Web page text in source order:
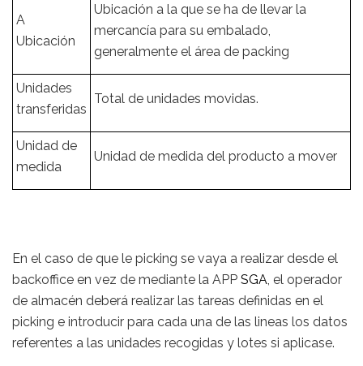
A
Ubicación
Ubicación a la que se ha de llevar la
mercancía para su embalado,
generalmente el área de packing
Unidades
transferidas
Total de unidades movidas.
Unidad de
medida
Unidad de medida del producto a mover
En el caso de que le picking se vaya a realizar desde el
backoffice en vez de mediante la APP SGA, el operador
de almacén deberá realizar las tareas definidas en el
picking e introducir para cada una de las lineas los datos
referentes a las unidades recogidas y lotes si aplicase.